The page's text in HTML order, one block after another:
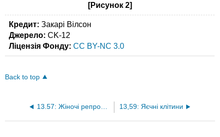
[Рисунок 2]
Кредит: Закарі Вілсон
Джерело: CK-12
Ліцензія Фонду: CC BY-NC 3.0
Back to top
13,59: Яєчні клітини